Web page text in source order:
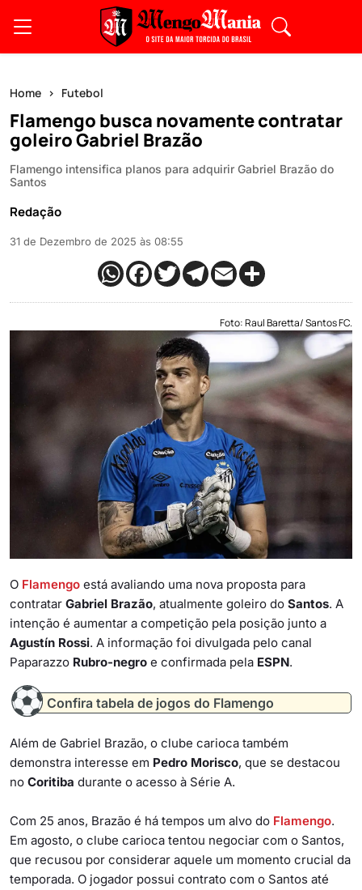
Home Futebol
Flamengo busca novamente contratar
goleiro Gabriel Brazão
Flamengo intensifica planos para adquirir Gabriel Brazão do
Santos
Redação
31 de Dezembro de 2025 às 08:55
Foto: Raul Baretta/ Santos FC.
O Flamengo está avaliando uma nova proposta para
contratar Gabriel Brazão, atualmente goleiro do Santos. A
intenção é aumentar a competição pela posição junto a
Agustín Rossi. A informação foi divulgada pelo canal
Paparazzo Rubro-negro e confirmada pela ESPN.
Confira tabela de jogos do Flamengo
Além de Gabriel Brazão, o clube carioca também
demonstra interesse em Pedro Morisco, que se destacou
no Coritiba durante o acesso à Série A.
Com 25 anos, Brazão é há tempos um alvo do Flamengo.
Em agosto, o clube carioca tentou negociar com o Santos,
que recusou por considerar aquele um momento crucial da
temporada. O jogador possui contrato com o Santos até